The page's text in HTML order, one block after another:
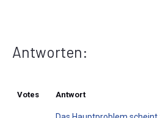
Antworten:
Votes Antwort